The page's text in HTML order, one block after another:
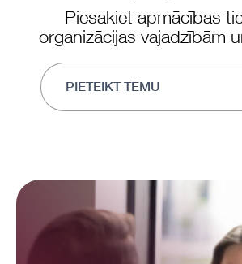
Piesakiet apmācības
organizācijas vajadzībām
PIETEIKT TĒMU